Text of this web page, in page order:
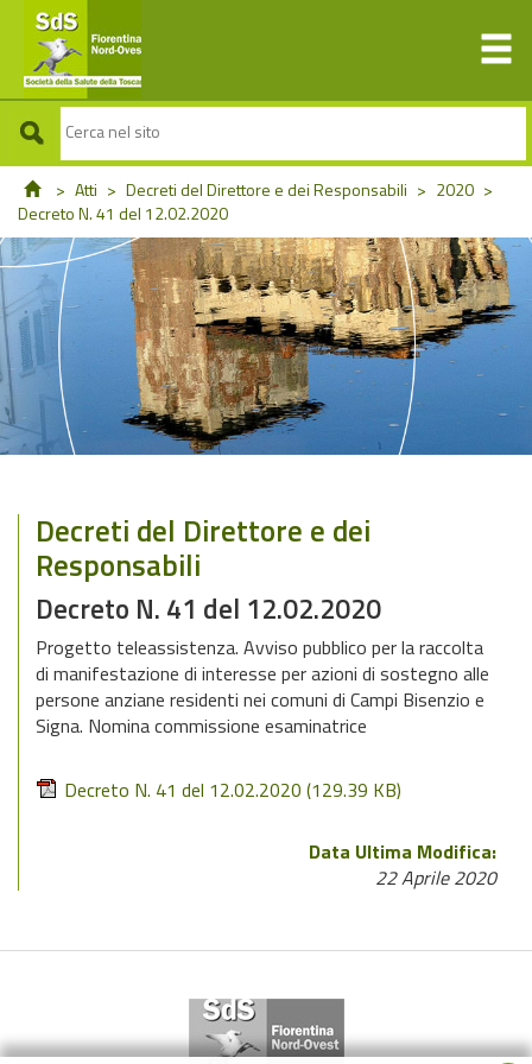
> Atti > Decreti del Direttore e dei Responsabili > 2020 >
Decreto N. 41 del 12.02.2020
Decreti del Direttore e dei
Responsabili
Decreto N. 41 del 12.02.2020
Progetto teleassistenza. Avviso pubblico per la raccolta
di manifestazione di interesse per azioni di sostegno alle
persone anziane residenti nei comuni di Campi Bisenzio e
Signa. Nomina commissione esaminatrice
Decreto N. 41 del 12.02.2020 (129.39 KB)
Data Ultima Modifica:
22 Aprile 2020